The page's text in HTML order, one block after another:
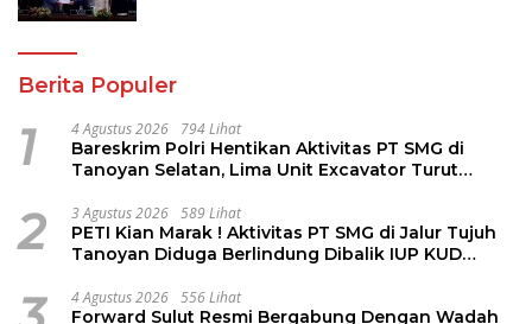
Berita Populer
1 4 Agustus 2026 794 Lihat
Bareskrim Polri Hentikan Aktivitas PT SMG di
Tanoyan Selatan, Lima Unit Excavator Turut
2 3 Agustus 2026 589 Lihat
PETI Kian Marak ! Aktivitas PT SMG di Jalur Tujuh
Tanoyan Diduga Berlindung Dibalik IUP KUD
4 Agustus 2026 556 Lihat
Forward Sulut Resmi Bergabung Dengan Wadah